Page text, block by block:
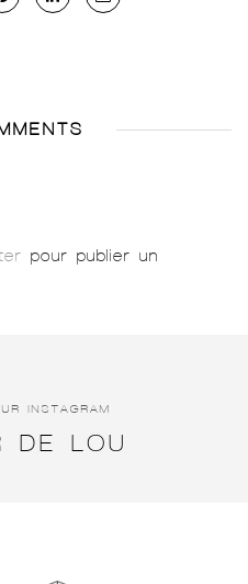
pour publier un
INSTAGRAM
DE LOU